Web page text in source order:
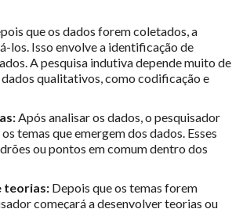
que os dados forem coletados, a
los. Isso envolve a identificação de
A pesquisa indutiva depende muito de
qualitativos, como codificação e
Após analisar os dados, o pesquisador
temas que emergem dos dados. Esses
ou pontos em comum dentro dos
teorias: Depois que os temas forem
começará a desenvolver teorias ou